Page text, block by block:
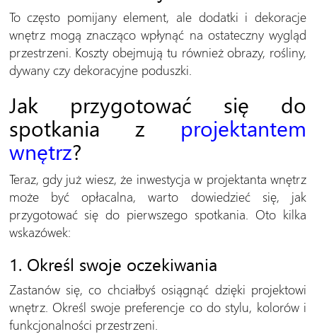
To często pomijany element, ale dodatki i dekoracje
wnętrz mogą znacząco wpłynąć na ostateczny wygląd
przestrzeni. Koszty obejmują tu również obrazy, rośliny,
dywany czy dekoracyjne poduszki.
Jak przygotować się do
spotkania z projektantem
wnętrz?
Teraz, gdy już wiesz, że inwestycja w projektanta wnętrz
może być opłacalna, warto dowiedzieć się, jak
przygotować się do pierwszego spotkania. Oto kilka
wskazówek:
1. Określ swoje oczekiwania
Zastanów się, co chciałbyś osiągnąć dzięki projektowi
wnętrz. Określ swoje preferencje co do stylu, kolorów i
funkcjonalności przestrzeni.